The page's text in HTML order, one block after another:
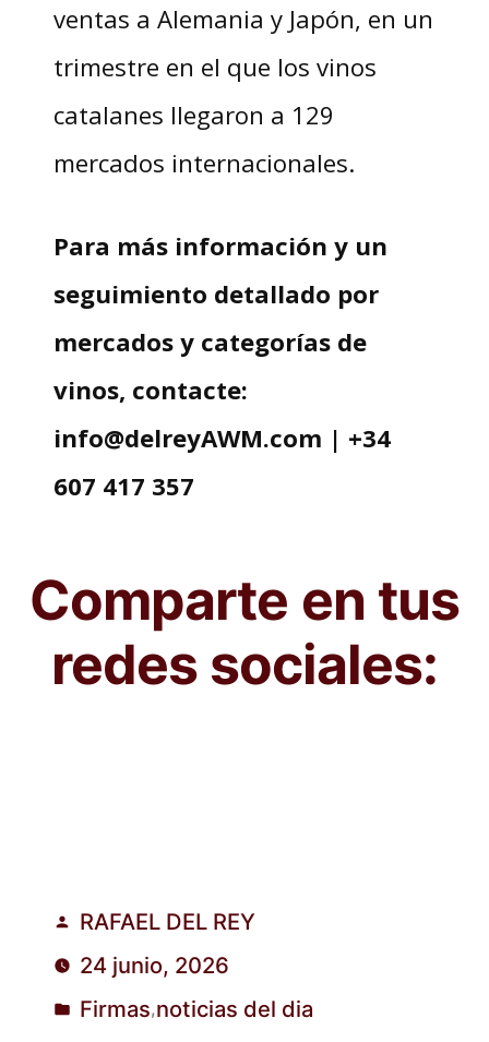
ventas a Alemania y Japón, en un
trimestre en el que los vinos
catalanes llegaron a 129
mercados internacionales.
Para más información y un
seguimiento detallado por
mercados y categorías de
vinos, contacte:
info@delreyAWM.com | +34
607 417 357
Comparte en tus
redes sociales:
Publicado
por
RAFAEL DEL REY
24 junio, 2026
Publicado
Firmas,noticias del dia